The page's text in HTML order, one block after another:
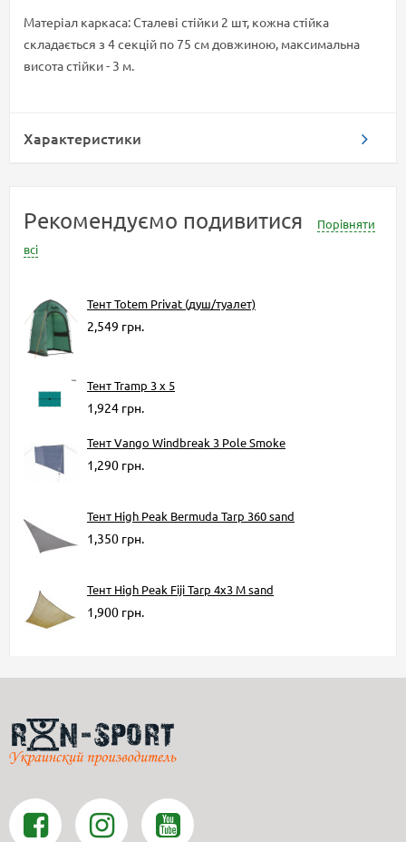
Матеріал каркаса: Сталеві стійки 2 шт, кожна стійка
складається з 4 секцій по 75 см довжиною, максимальна
висота стійки - 3 м.
Характеристики
Рекомендуємо подивитися
Порівняти
всі
Тент Totem Privat (душ/туалет)
2,549 грн.
Тент Tramp 3 х 5
1,924 грн.
Тент Vango Windbreak 3 Pole Smoke
1,290 грн.
Тент High Peak Bermuda Tarp 360 sand
1,350 грн.
Тент High Peak Fiji Tarp 4x3 M sand
1,900 грн.